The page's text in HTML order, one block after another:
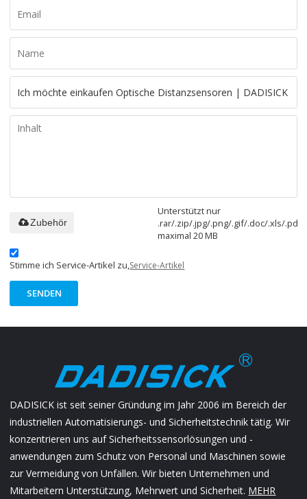
Unterstützt nur
.rar/.zip/.jpg/.png/.gif/.doc/.xls/.pdf,
maximal 20 MB
Zubehör
Stimme ich Service-Artikel zu,Service-Artikel
SENDEN
DADISICK ist seit seiner Gründung im Jahr 2006 im Bereich der
industriellen Automatisierungs- und Sicherheitstechnik tätig. Wir
konzentrieren uns auf Sicherheitssensorlösungen und -
anwendungen zum Schutz von Personal und Maschinen sowie
zur Vermeidung von Unfällen. Wir bieten Unternehmen und
Mitarbeitern Unterstützung, Mehrwert und Sicherheit. MEHR